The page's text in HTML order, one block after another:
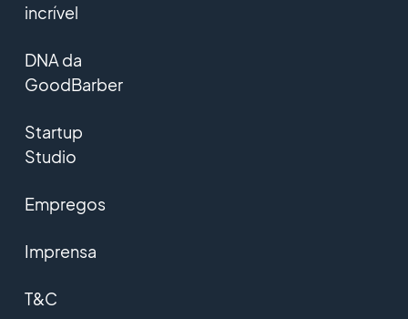
incrível
DNA da
GoodBarber
Startup
Studio
Empregos
Imprensa
T&C